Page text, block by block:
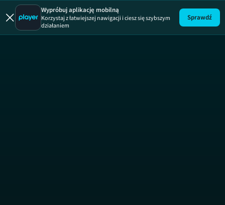
Dorwać
Wypróbuj aplikację mobilną
Korzystaj z łatwiejszej nawigacji i ciesz się szybszym
działaniem
Sprawdź